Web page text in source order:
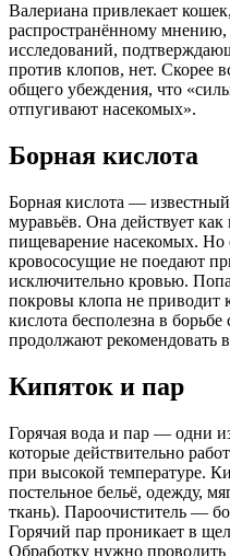
Валериана привлекает
распространённому мнению,
исследований,
против клопов, нет. Скорее
общего убеждения, что
отпугивают насекомых».
Борная кислота
Борная кислота —
муравьёв. Она действует
пищеварение насекомых. Но
кровососущие не поедают
исключительно кровью.
покровы клопа не приводит
кислота бесполезна в
продолжают рекомендовать
Кипяток и пар
Горячая вода и пар — одни
которые действительно
при высокой температуре.
постельное бельё, одежду,
ткань). Пароочиститель —
Горячий пар проникает в
Обработку нужно проводить